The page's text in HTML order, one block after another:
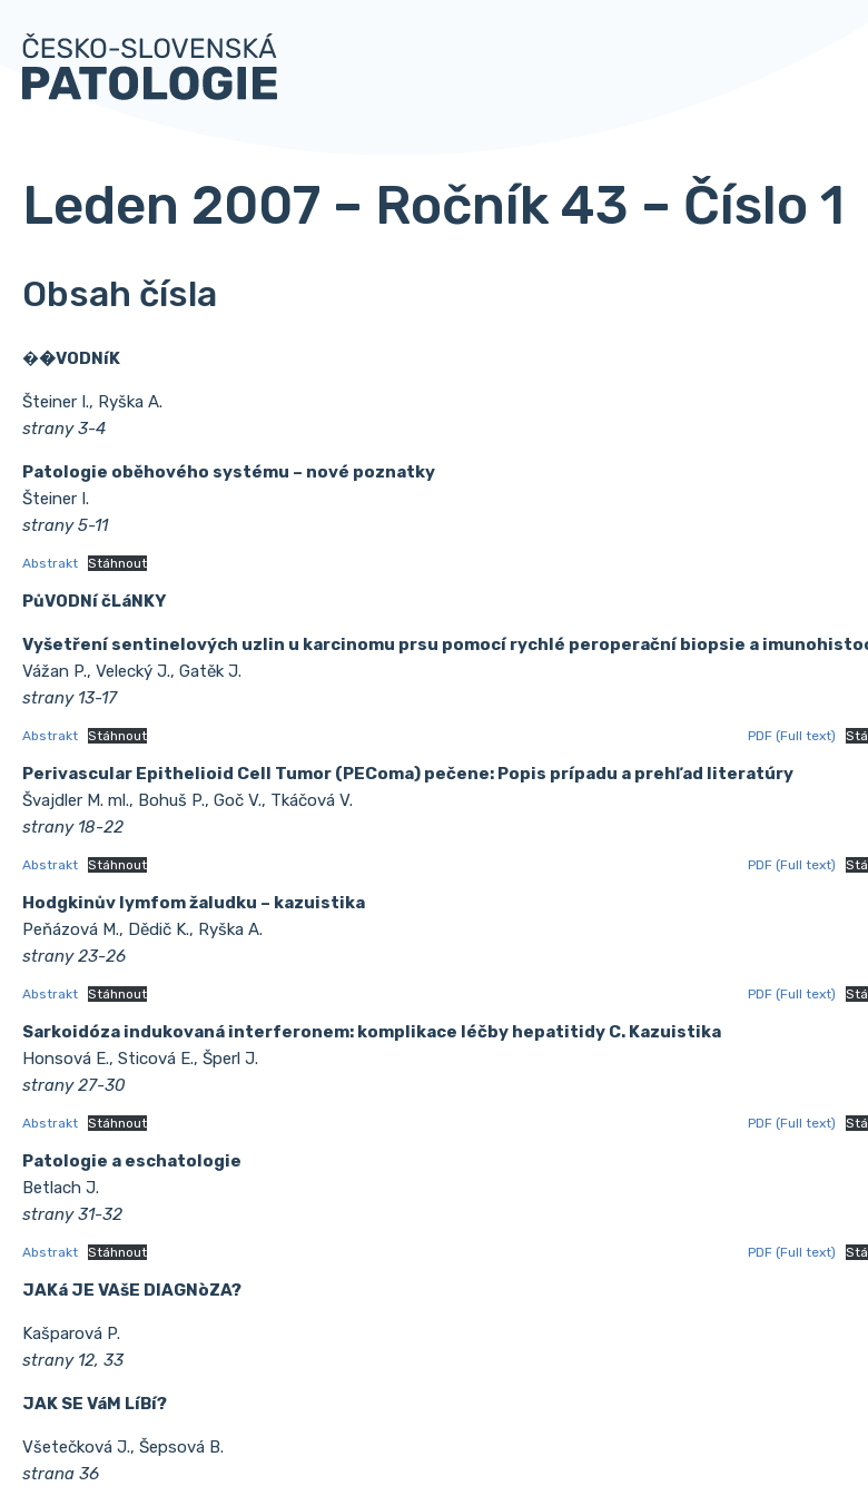
Leden 2007 – Ročník 43 – Číslo 1
Obsah čísla
��VODNíK
Šteiner I., Ryška A.
strany 3-4
Patologie oběhového systému – nové poznatky
Šteiner I.
strany 5-11
Abstrakt Stáhnout
PůVODNí čLáNKY
Vyšetření sentinelových uzlin u karcinomu prsu pomocí rychlé peroperační biopsie a
Vážan P., Velecký J., Gatěk J.
strany 13-17
Abstrakt Stáhnout PDF (Full text)
Perivascular Epithelioid Cell Tumor (PEComa) pečene: Popis prípadu a prehľad literatúry
Švajdler M. ml., Bohuš P., Goč V., Tkáčová V.
strany 18-22
Abstrakt Stáhnout PDF (Full text)
Hodgkinův lymfom žaludku – kazuistika
Peňázová M., Dědič K., Ryška A.
strany 23-26
Abstrakt Stáhnout PDF (Full text)
Sarkoidóza indukovaná interferonem: komplikace léčby hepatitidy C. Kazuistika
Honsová E., Sticová E., Šperl J.
strany 27-30
Abstrakt Stáhnout PDF (Full text)
Patologie a eschatologie
Betlach J.
strany 31-32
Abstrakt Stáhnout PDF (Full text)
JAKá JE VAšE DIAGNòZA?
Kašparová P.
strany 12, 33
JAK SE VáM LíBí?
Všetečková J., Šepsová B.
strana 36